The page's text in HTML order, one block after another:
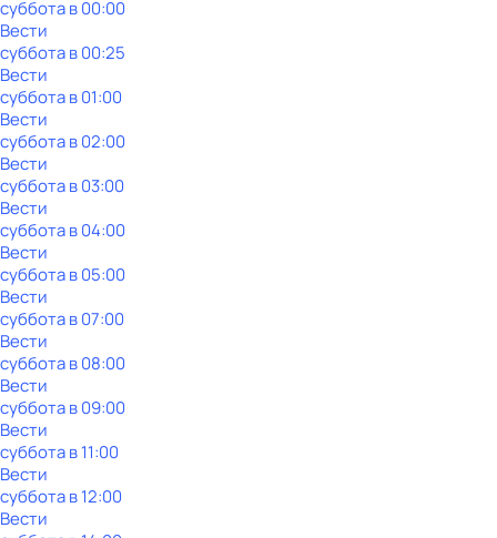
субботав00:00
Вести
субботав00:25
Вести
субботав01:00
Вести
субботав02:00
Вести
субботав03:00
Вести
субботав04:00
Вести
субботав05:00
Вести
субботав07:00
Вести
субботав08:00
Вести
субботав09:00
Вести
субботав11:00
Вести
субботав12:00
Вести